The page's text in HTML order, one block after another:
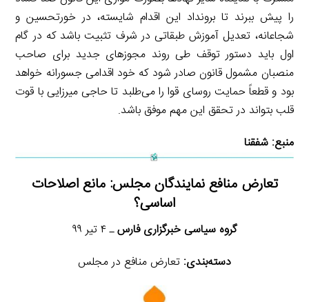
را پیش ببرند تا برونداد این اقدام شایسته، در خورتحسین و
شجاعانه، تعدیل آموزش طبقاتی در شرف تثبیت باشد که در گام
اول باید دستور توقف طی روند مجوزهای جدید برای صاحب
منصبان مشمول قانون صادر شود که خود اقدامی جسورانه خواهد
بود و قطعاً حمایت روسای قوا را می‌طلبد تا حاجی میرزایی با قوت
قلب بتواند در تحقق این مهم موفق باشد.
منبع: شفقنا
تعارض منافع نمایندگان مجلس: مانع اصلاحات
اساسی؟
گروه سیاسی خبرگزاری فارسـ ۴ تیر ۹۹
دسته‌بندی: تعارض منافع در مجلس